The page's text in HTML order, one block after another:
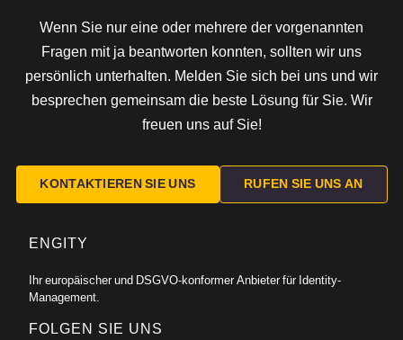
Wenn Sie nur eine oder mehrere der vorgenannten
Fragen mit ja beantworten konnten, sollten wir uns
persönlich unterhalten. Melden Sie sich bei uns und wir
besprechen gemeinsam die beste Lösung für Sie. Wir
freuen uns auf Sie!
KONTAKTIEREN SIE UNS RUFEN SIE UNS AN
ENGITY
Ihr europäischer und DSGVO-konformer Anbieter für Identity-
Management.
FOLGEN SIE UNS